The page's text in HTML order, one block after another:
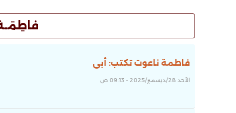
فاطمة ناعوت تكتب: أبى
الأحد 28/ديسمبر/2025 - 09:13 ص